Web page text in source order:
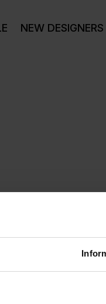
NEW DESIGNERS